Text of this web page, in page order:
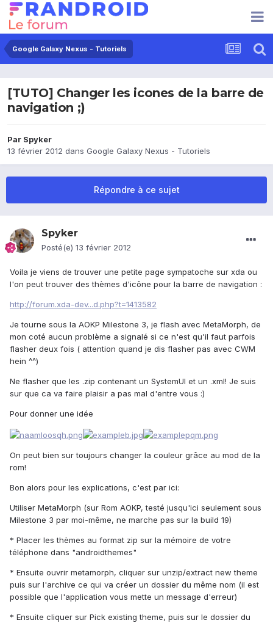
Google Galaxy Nexus - Tutoriels
[TUTO] Changer les icones de la barre de
navigation ;)
Par Spyker
13 février 2012 dans Google Galaxy Nexus - Tutoriels
Répondre à ce sujet
Spyker
Posté(e) 13 février 2012
Voila je viens de trouver une petite page sympatoche sur xda ou
l'on peut trouver des thèmes d'icône pour la barre de navigation :
http://forum.xda-dev...d.php?t=1413582
Je tourne sous la AOKP Milestone 3, je flash avec MetaMorph, de
mon coté aucun problème a signalé si ce n'est qu'il faut parfois
flasher deux fois ( attention quand je dis flasher pas avec CWM
hein ^^)
Ne flasher que les .zip contenant un SystemUI et un .xml! Je suis
sur que ca va faire plaisir a pas mal d'entre vous :)
Pour donner une idée
On peut bien sur toujours changer la couleur grâce au mod de la
rom!
Bon alors pour les explications, c'est par ici:
Utiliser MetaMorph (sur Rom AOKP, testé jusqu'ici seulement sous
Milestone 3 par moi-même, ne marche pas sur la build 19)
* Placer les thèmes au format zip sur la mémoire de votre
téléphone dans "androidthemes"
* Ensuite ouvrir metamorph, cliquer sur unzip/extract new theme
puis sur l'archive ce qui va créer un dossier du même nom (il est
possible que l'application vous mette un message d'erreur)
* Ensuite cliquer sur Pick existing theme, puis sur le dossier du